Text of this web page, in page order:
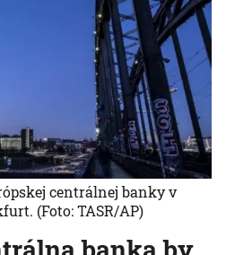
centrálnej banky v
(Foto: TASR/AP)